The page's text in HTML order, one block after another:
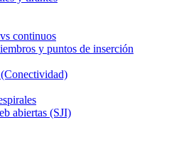
continuos
y puntos de inserción
abiertas (SJI)